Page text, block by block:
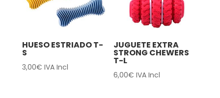
HUESO ESTRIADO T-
S
3,00€ IVA Incl
JUGUETE EXTRA
STRONG CHEWERS
T-L
6,00€ IVA Incl